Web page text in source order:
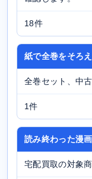
18件
紙で全巻をそろ
全巻セット、中
1件
読み終わった漫
宅配買取の対象